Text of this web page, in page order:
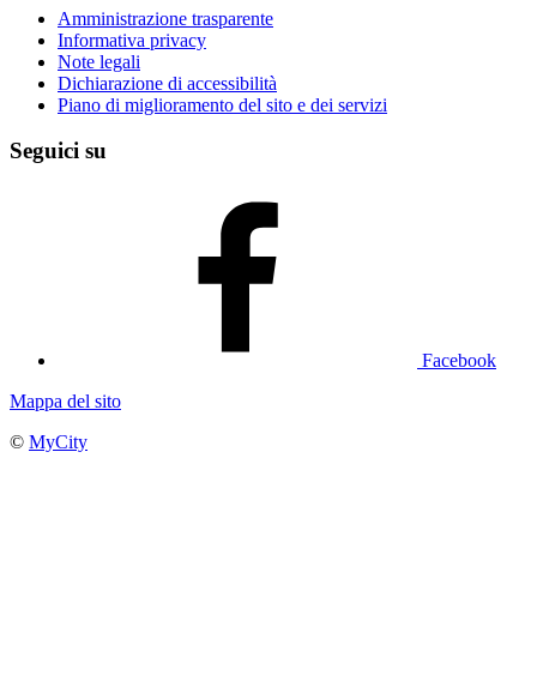
Amministrazione trasparente
Informativa privacy
Note legali
Dichiarazione di accessibilità
Piano di miglioramento del sito e dei servizi
Seguici su
Facebook
Mappa del sito
© MyCity